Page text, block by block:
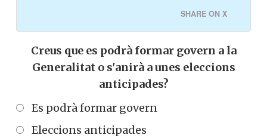
SHARE ON X
Creus que es podrà formar govern a la
Generalitat o s'anirà a unes eleccions
anticipades?
Es podrà formar govern
Eleccions anticipades